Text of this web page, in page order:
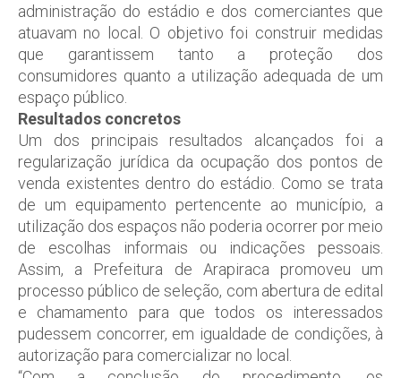
administração do estádio e dos comerciantes que
atuavam no local. O objetivo foi construir medidas
que garantissem tanto a proteção dos
consumidores quanto a utilização adequada de um
espaço público.
Resultados concretos
Um dos principais resultados alcançados foi a
regularização jurídica da ocupação dos pontos de
venda existentes dentro do estádio. Como se trata
de um equipamento pertencente ao município, a
utilização dos espaços não poderia ocorrer por meio
de escolhas informais ou indicações pessoais.
Assim, a Prefeitura de Arapiraca promoveu um
processo público de seleção, com abertura de edital
e chamamento para que todos os interessados
pudessem concorrer, em igualdade de condições, à
autorização para comercializar no local.